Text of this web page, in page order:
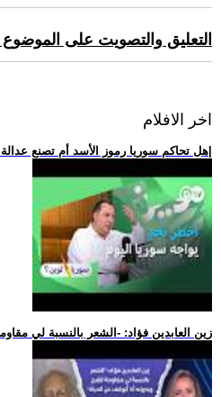
التعليق والتصويت على
اخر الافلام
.. زين العابدين فؤاد: -الشعر بالنسبة لي